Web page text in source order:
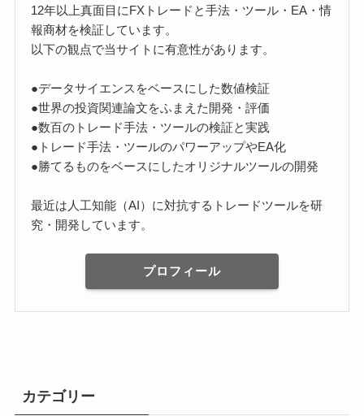
12年以上真面目にFXトレードと手法・ツール・EA・情
報商材を検証しています。
以下の観点で当サイトに有意性があります。
●データサイエンスをベースにした数値検証
●世界の投資関連論文をふまえた開発・評価
●数百のトレード手法・ツールの検証と実践
●トレード手法・ツールのパワーアップやEA化
●勝てるものをベースにしたオリジナルツールの開発
最近は人工知能（AI）に対抗するトレードツールを研
究・開発しています。
プロフィール
カテゴリー